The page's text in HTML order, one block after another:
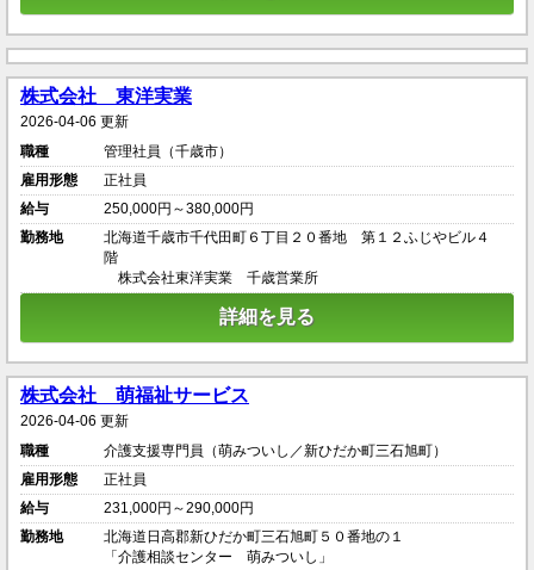
株式会社 東洋実業
2026-04-06 更新
職種
管理社員（千歳市）
雇用形態
正社員
給与
250,000円～380,000円
勤務地
北海道千歳市千代田町６丁目２０番地 第１２ふじやビル４
階
株式会社東洋実業 千歳営業所
詳細を見る
株式会社 萌福祉サービス
2026-04-06 更新
職種
介護支援専門員（萌みついし／新ひだか町三石旭町）
雇用形態
正社員
給与
231,000円～290,000円
勤務地
北海道日高郡新ひだか町三石旭町５０番地の１
「介護相談センター 萌みついし」